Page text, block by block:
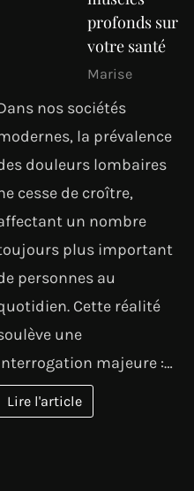
profonds sur
votre santé
Marise
nos sociétés
la prévalence
douleurs lombaires
cesse de croître,
un nombre
plus important
personnes au
Cette réalité
une
majeure :…
Lire l'article